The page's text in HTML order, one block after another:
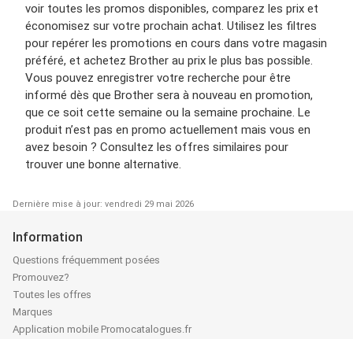
voir toutes les promos disponibles, comparez les prix et
économisez sur votre prochain achat. Utilisez les filtres
pour repérer les promotions en cours dans votre magasin
préféré, et achetez Brother au prix le plus bas possible.
Vous pouvez enregistrer votre recherche pour être
informé dès que Brother sera à nouveau en promotion,
que ce soit cette semaine ou la semaine prochaine. Le
produit n’est pas en promo actuellement mais vous en
avez besoin ? Consultez les offres similaires pour
trouver une bonne alternative.
Dernière mise à jour: vendredi 29 mai 2026
Information
Questions fréquemment posées
Promouvez?
Toutes les offres
Marques
Application mobile Promocatalogues.fr